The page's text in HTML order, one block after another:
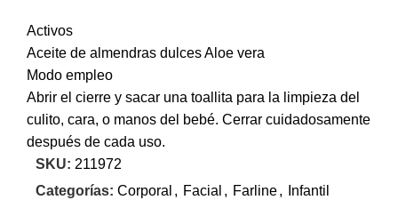
Activos
Aceite de almendras dulces Aloe vera
Modo empleo
Abrir el cierre y sacar una toallita para la limpieza del
culito, cara, o manos del bebé. Cerrar cuidadosamente
después de cada uso.
SKU: 211972
Categorías: Corporal , Facial , Farline,
Infantil